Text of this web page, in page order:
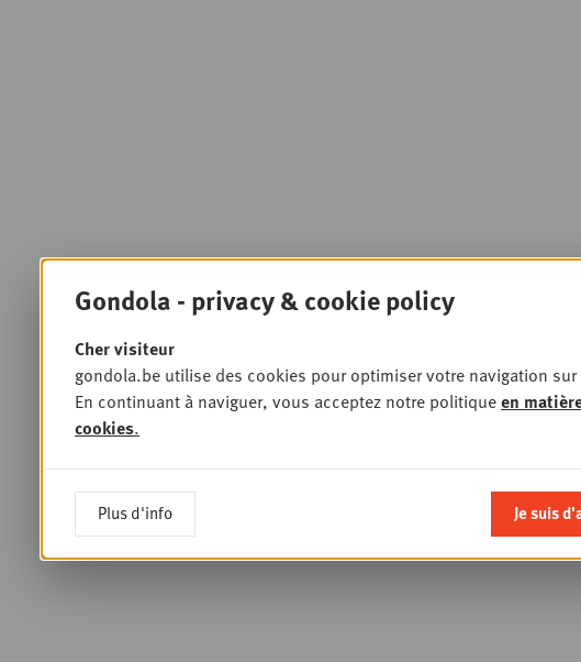
Gondola - privacy & cookie policy
Cher visiteur
gondola.be utilise des cookies pour optimiser votre navigation
En continuant à naviguer, vous acceptez notre politiqueen
cookies.
Plus d'info Je suis